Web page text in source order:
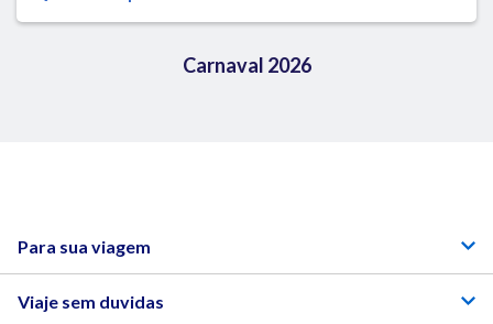
Carnaval 2026
Para sua viagem
Viaje sem duvidas